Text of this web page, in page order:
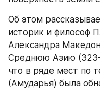
Об этом
историк и философ
Александра
Среднюю Азию (323-
что в ряде мест по
(Амударья) была